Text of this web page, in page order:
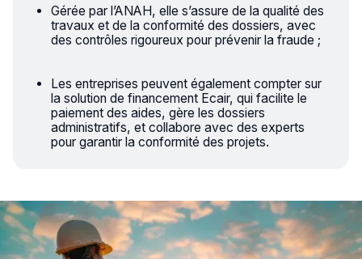
Gérée par l’ANAH, elle s’assure de la qualité des
travaux et de la conformité des dossiers, avec
des contrôles rigoureux pour prévenir la fraude ;
Les entreprises peuvent également compter sur
la solution de financement Ecair, qui facilite le
paiement des aides, gère les dossiers
administratifs, et collabore avec des experts
pour garantir la conformité des projets.